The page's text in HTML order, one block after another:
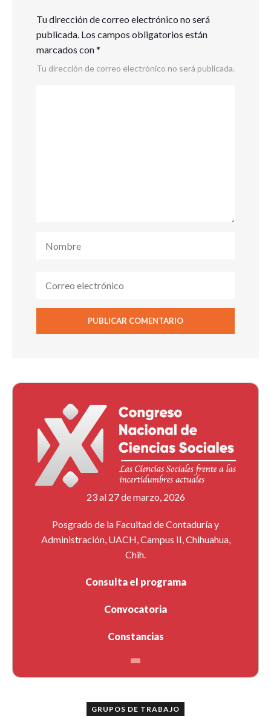
Tu dirección de correo electrónico no será
publicada. Los campos obligatorios están
marcados con*
Tu dirección de correo electrónico no será publicada.
23 al 27 de marzo, 2026
Posgrado de la Facultad de Contaduría y
Administración, UACH, Campus II, Chihuahua,
Chih.
Consulta el programa
Convocatoria
Constancias
GRUPOS DE TRABAJO